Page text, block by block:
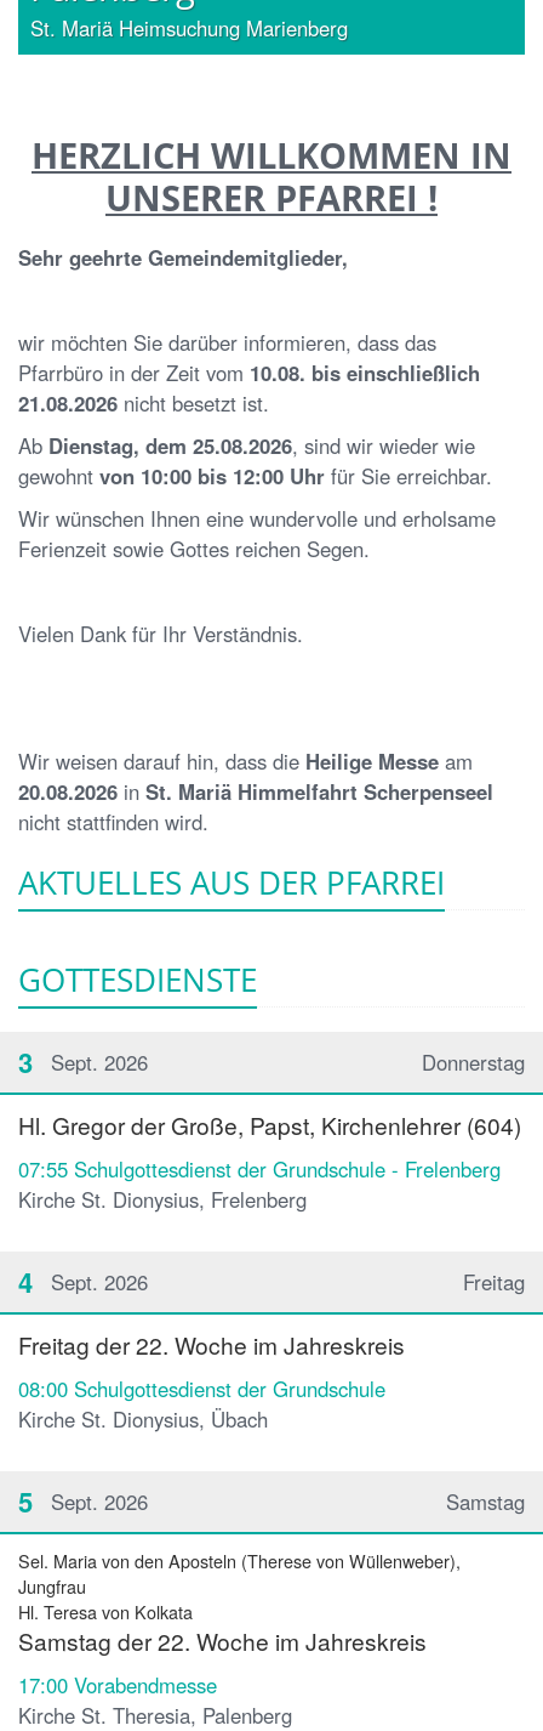
St. Dionysius Frelenberg
HERZLICH WILLKOMMEN IN
UNSERER PFARREI !
Sehr geehrte Gemeindemitglieder,
wir möchten Sie darüber informieren, dass das
Pfarrbüro in der Zeit vom 10.08. bis einschließlich
21.08.2026 nicht besetzt ist.
Ab Dienstag, dem 25.08.2026, sind wir wieder wie
gewohnt von 10:00 bis 12:00 Uhr für Sie erreichbar.
Wir wünschen Ihnen eine wundervolle und erholsame
Ferienzeit sowie Gottes reichen Segen.
Vielen Dank für Ihr Verständnis.
Wir weisen darauf hin, dass die Heilige Messe am
20.08.2026 in St. Mariä Himmelfahrt Scherpenseel
nicht stattfinden wird.
AKTUELLES AUS DER PFARREI
GOTTESDIENSTE
Donnerstag
3 Sept. 2026
Hl. Gregor der Große, Papst, Kirchenlehrer (604)
07:55 Schulgottesdienst der Grundschule - Frelenberg
Kirche St. Dionysius, Frelenberg
Freitag
4 Sept. 2026
Freitag der 22. Woche im Jahreskreis
08:00 Schulgottesdienst der Grundschule
Kirche St. Dionysius, Übach
Samstag
5 Sept. 2026
Sel. Maria von den Aposteln (Therese von Wüllenweber),
Jungfrau
Hl. Teresa von Kolkata
Samstag der 22. Woche im Jahreskreis
17:00 Vorabendmesse
Kirche St. Theresia, Palenberg